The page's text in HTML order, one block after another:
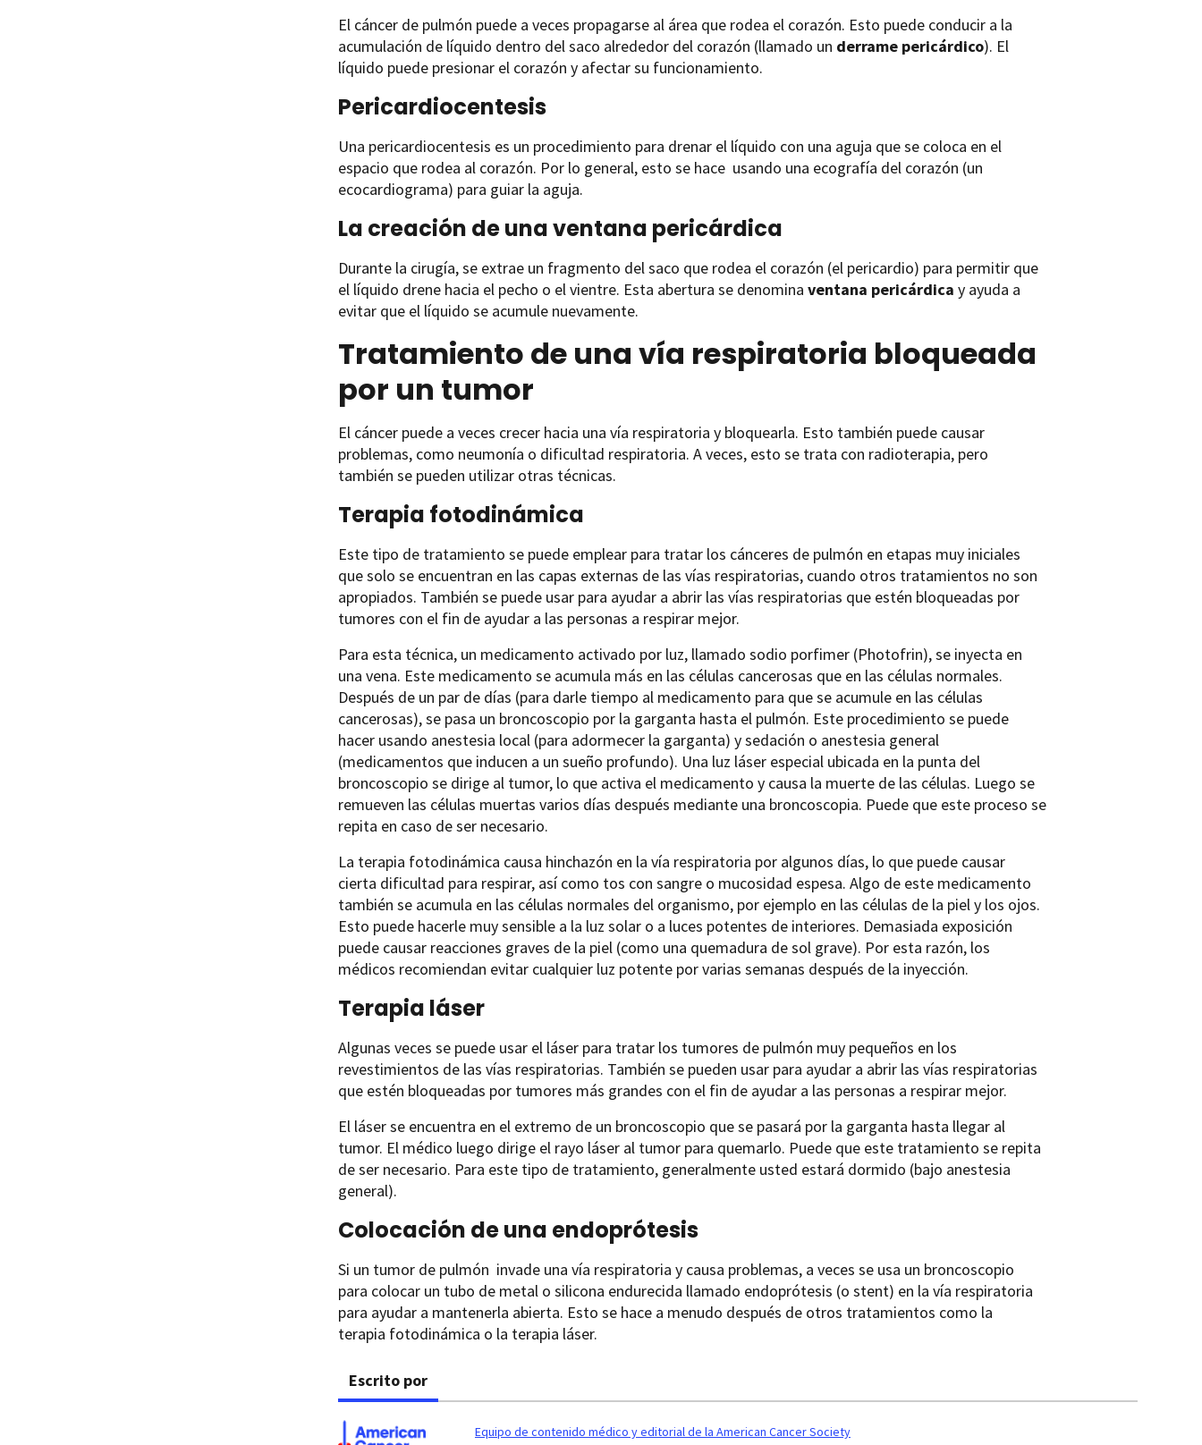
El cáncer de pulmón puede a veces propagarse al área que rodea el corazón. Esto puede conducir a la
acumulación de líquido dentro del saco alrededor del corazón (llamado un derrame pericárdico). El
líquido puede presionar el corazón y afectar su funcionamiento.
Pericardiocentesis
Una pericardiocentesis es un procedimiento para drenar el líquido con una aguja que se coloca en el
espacio que rodea al corazón. Por lo general, esto se hace usando una ecografía del corazón (un
ecocardiograma) para guiar la aguja.
La creación de una ventana pericárdica
Durante la cirugía, se extrae un fragmento del saco que rodea el corazón (el pericardio) para permitir que
el líquido drene hacia el pecho o el vientre. Esta abertura se denomina ventana pericárdica y ayuda a
evitar que el líquido se acumule nuevamente.
Tratamiento de una vía respiratoria bloqueada
por un tumor
El cáncer puede a veces crecer hacia una vía respiratoria y bloquearla. Esto también puede causar
problemas, como neumonía o dificultad respiratoria. A veces, esto se trata con radioterapia, pero
también se pueden utilizar otras técnicas.
Terapia fotodinámica
Este tipo de tratamiento se puede emplear para tratar los cánceres de pulmón en etapas muy iniciales
que solo se encuentran en las capas externas de las vías respiratorias, cuando otros tratamientos no son
apropiados. También se puede usar para ayudar a abrir las vías respiratorias que estén bloqueadas por
tumores con el fin de ayudar a las personas a respirar mejor.
Para esta técnica, un medicamento activado por luz, llamado sodio porfimer (Photofrin), se inyecta en
una vena. Este medicamento se acumula más en las células cancerosas que en las células normales.
Después de un par de días (para darle tiempo al medicamento para que se acumule en las células
cancerosas), se pasa un broncoscopio por la garganta hasta el pulmón. Este procedimiento se puede
hacer usando anestesia local (para adormecer la garganta) y sedación o anestesia general
(medicamentos que inducen a un sueño profundo). Una luz láser especial ubicada en la punta del
broncoscopio se dirige al tumor, lo que activa el medicamento y causa la muerte de las células. Luego se
remueven las células muertas varios días después mediante una broncoscopia. Puede que este proceso se
repita en caso de ser necesario.
La terapia fotodinámica causa hinchazón en la vía respiratoria por algunos días, lo que puede causar
cierta dificultad para respirar, así como tos con sangre o mucosidad espesa. Algo de este medicamento
también se acumula en las células normales del organismo, por ejemplo en las células de la piel y los ojos.
Esto puede hacerle muy sensible a la luz solar o a luces potentes de interiores. Demasiada exposición
puede causar reacciones graves de la piel (como una quemadura de sol grave). Por esta razón, los
médicos recomiendan evitar cualquier luz potente por varias semanas después de la inyección.
Terapia láser
Algunas veces se puede usar el láser para tratar los tumores de pulmón muy pequeños en los
revestimientos de las vías respiratorias. También se pueden usar para ayudar a abrir las vías respiratorias
que estén bloqueadas por tumores más grandes con el fin de ayudar a las personas a respirar mejor.
El láser se encuentra en el extremo de un broncoscopio que se pasará por la garganta hasta llegar al
tumor. El médico luego dirige el rayo láser al tumor para quemarlo. Puede que este tratamiento se repita
de ser necesario. Para este tipo de tratamiento, generalmente usted estará dormido (bajo anestesia
general).
Colocación de una endoprótesis
Si un tumor de pulmón invade una vía respiratoria y causa problemas, a veces se usa un broncoscopio
para colocar un tubo de metal o silicona endurecida llamado endoprótesis (o stent) en la vía respiratoria
para ayudar a mantenerla abierta. Esto se hace a menudo después de otros tratamientos como la
terapia fotodinámica o la terapia láser.
Escrito por
Equipo de contenido médico y editorial de la American Cancer Society